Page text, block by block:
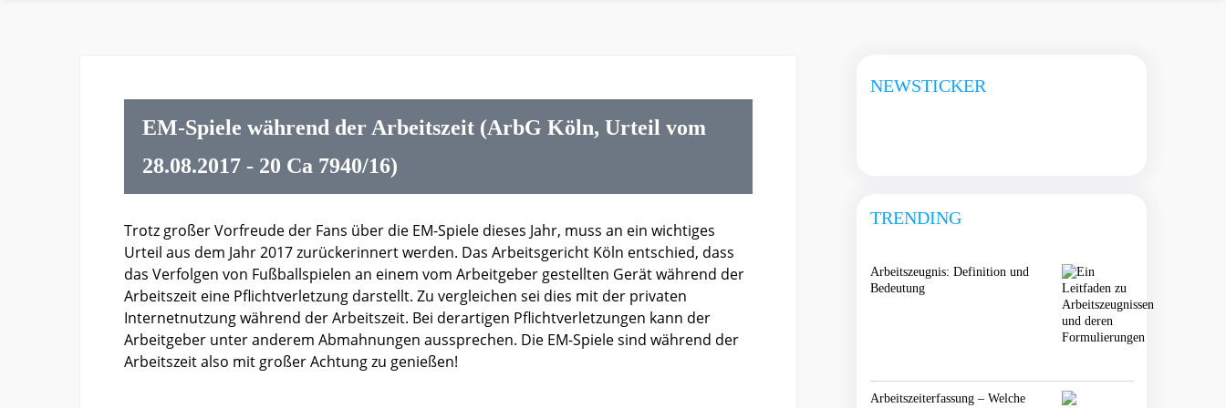
EM-Spiele während der Arbeitszeit (ArbG Köln, Urteil vom
28.08.2017 - 20 Ca 7940/16)
Trotz großer Vorfreude der Fans über die EM-Spiele dieses Jahr, muss an ein wichtiges
Urteil aus dem Jahr 2017 zurückerinnert werden. Das Arbeitsgericht Köln entschied, dass
das Verfolgen von Fußballspielen an einem vom Arbeitgeber gestellten Gerät während der
Arbeitszeit eine Pflichtverletzung darstellt. Zu vergleichen sei dies mit der privaten
Internetnutzung während der Arbeitszeit. Bei derartigen Pflichtverletzungen kann der
Arbeitgeber unter anderem Abmahnungen aussprechen. Die EM-Spiele sind während der
Arbeitszeit also mit großer Achtung zu genießen!
NEWSTICKER
TRENDING
Arbeitszeugnis: Definition und
Bedeutung
Arbeitszeiterfassung – Welche